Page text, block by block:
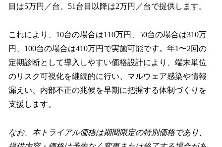
目は5万円／台、51台目以降は2万円／台で提供します。
これにより、10台の場合は110万円、50台の場合は310万
円、100台の場合は410万円で実施可能です。年1〜2回の
定期診断として導入しやすい価格設計により、端末単位
のリスク可視化を継続的に行い、マルウェア感染や情報
漏えい、内部不正の兆候を早期に把握する体制づくりを
支援します。
なお、本トライアル価格は期間限定の特別価格であり、